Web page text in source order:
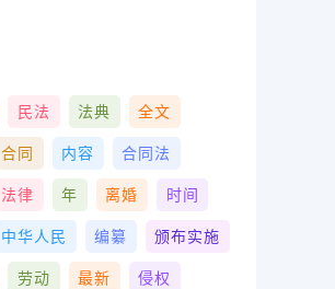
民法 法典 全文
合同 内容 合同法
法律 年 离婚 时间
中华人民 编纂 颁布实施
劳动 最新 侵权